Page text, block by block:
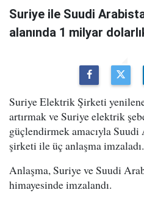
Suriye ile Suudi
alanında 1 milyar
Suriye Elektrik Şirketi
artırmak ve Suriye elektrik
güçlendirmek amacıyla
şirketi ile üç anlaşma imzaladı.
Anlaşma, Suriye ve Suudi
himayesinde imzalandı.